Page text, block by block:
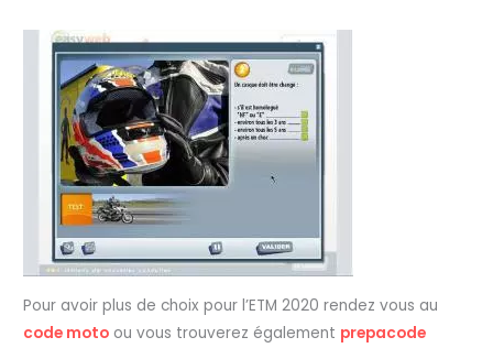
Pour avoir plus de choix pour l’ETM 2020 rendez vous au
code moto ou vous trouverez également prepacode